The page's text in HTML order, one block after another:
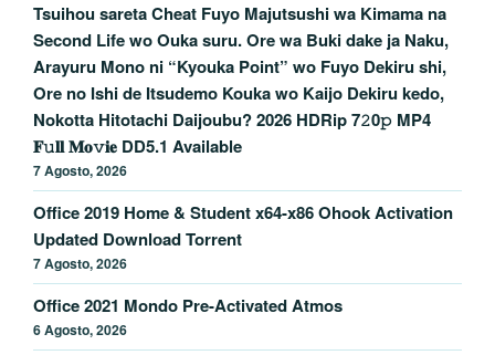
Tsuihou sareta Cheat Fuyo Majutsushi wa Kimama na
Second Life wo Ouka suru. Ore wa Buki dake ja Naku,
Arayuru Mono ni “Kyouka Point” wo Fuyo Dekiru shi,
Ore no Ishi de Itsudemo Kouka wo Kaijo Dekiru kedo,
Nokotta Hitotachi Daijoubu? 2026 HDRip 7𝟸0𝚙 MP4
𝐅𝚞𝐥𝐥 𝐌𝐨𝚟𝐢𝐞 DD5.1 Available
7 Agosto, 2026
Office 2019 Home & Student x64-x86 Ohook Activation
Updated Dоwnlоad Torrent
7 Agosto, 2026
Office 2021 Mondo Pre-Activated Atmos
6 Agosto, 2026